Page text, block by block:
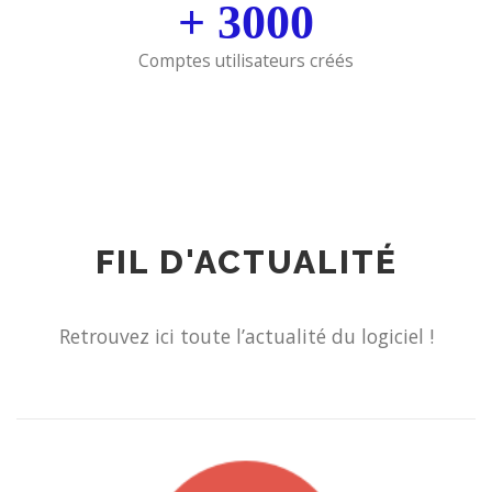
+ 3000
Comptes utilisateurs créés
FIL D'ACTUALITÉ
Retrouvez ici toute l’actualité du logiciel !